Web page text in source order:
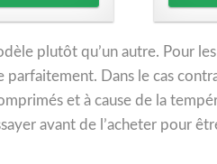
plutôt qu’un autre. Pour
Dans le cas
et à cause de la
avant de l’acheter pour